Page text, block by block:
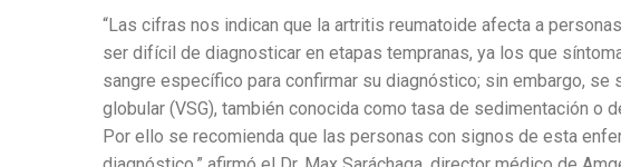
“Las cifras nos indican que la artritis reumatoide afecta a
ser difícil de diagnosticar en etapas tempranas, ya los que
sangre específico para confirmar su diagnóstico; sin embargo,
globular (VSG), también conocida como tasa de sedimentación o
Por ello se recomienda que las personas con signos de esta